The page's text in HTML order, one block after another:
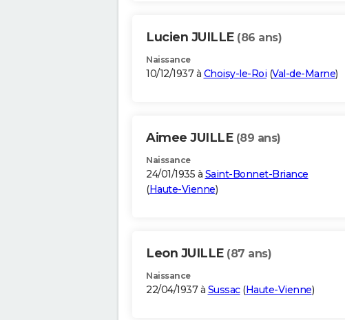
Lucien JUILLE (86 ans)
Naissance
10/12/1937 à Choisy-le-Roi (Val-de-Marne)
Aimee JUILLE (89 ans)
Naissance
24/01/1935 à Saint-Bonnet-Briance
(Haute-Vienne)
Leon JUILLE (87 ans)
Naissance
22/04/1937 à Sussac(Haute-Vienne)